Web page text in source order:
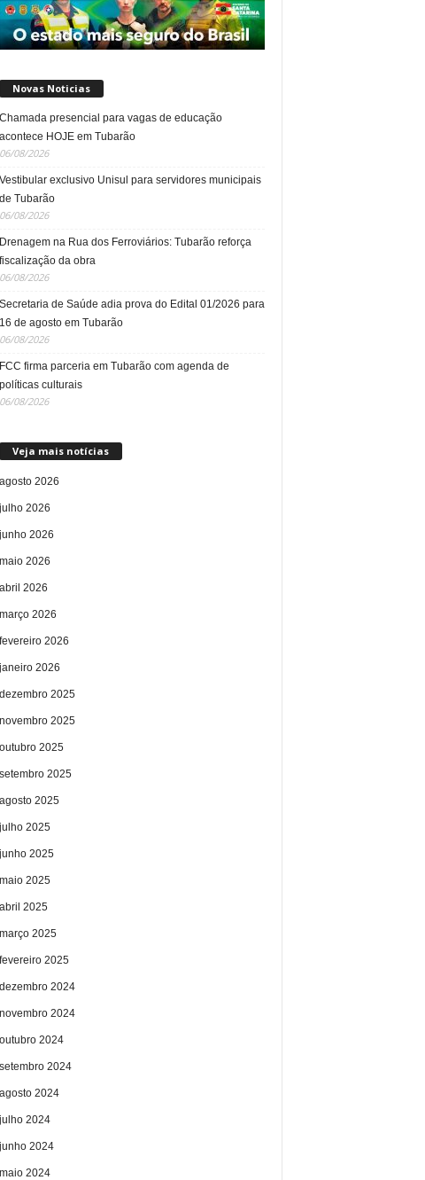
Novas Noticias
Chamada presencial para vagas de educação
acontece HOJE em Tubarão
06/08/2026
Vestibular exclusivo Unisul para servidores municipais
de Tubarão
06/08/2026
Drenagem na Rua dos Ferroviários: Tubarão reforça
fiscalização da obra
06/08/2026
Secretaria de Saúde adia prova do Edital 01/2026 para
16 de agosto em Tubarão
06/08/2026
FCC firma parceria em Tubarão com agenda de
políticas culturais
06/08/2026
Veja mais notícias
agosto 2026
julho 2026
junho 2026
maio 2026
abril 2026
março 2026
fevereiro 2026
janeiro 2026
dezembro 2025
novembro 2025
outubro 2025
setembro 2025
agosto 2025
julho 2025
junho 2025
maio 2025
abril 2025
março 2025
fevereiro 2025
dezembro 2024
novembro 2024
outubro 2024
setembro 2024
agosto 2024
julho 2024
junho 2024
maio 2024